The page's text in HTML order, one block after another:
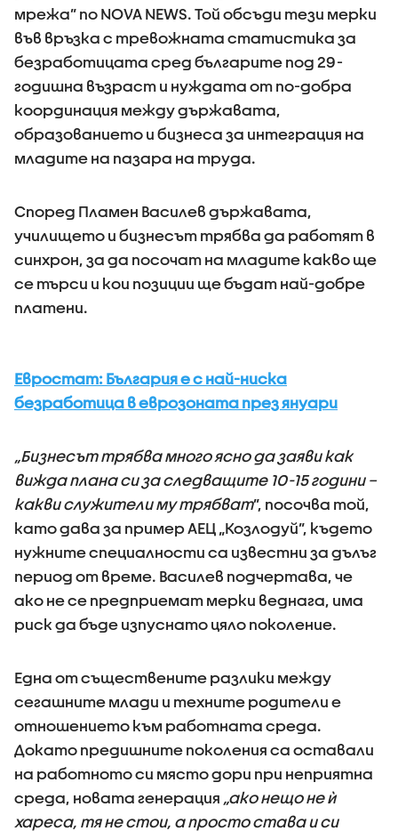
мрежа” по NOVA NEWS. Той обсъди тези мерки
във връзка с тревожната статистика за
безработицата сред българите под 29-
годишна възраст и нуждата от по-добра
координация между държавата,
образованието и бизнеса за интеграция на
младите на пазара на труда.
Според Пламен Василев държавата,
училището и бизнесът трябва да работят в
синхрон, за да посочат на младите какво ще
се търси и кои позиции ще бъдат най-добре
платени.
Евростат: България е с най-ниска
безработица в еврозоната през януари
„Бизнесът трябва много ясно да заяви как
вижда плана си за следващите 10-15 години –
какви служители му трябват”, посочва той,
като дава за пример АЕЦ „Козлодуй”, където
нужните специалности са известни за дълъг
период от време. Василев подчертава, че
ако не се предприемат мерки веднага, има
риск да бъде изпуснато цяло поколение.
Една от съществените разлики между
сегашните млади и техните родители е
отношението към работната среда.
Докато предишните поколения са оставали
на работното си място дори при неприятна
среда, новата генерация „ако нещо не ѝ
хареса, тя не стои, а просто става и си